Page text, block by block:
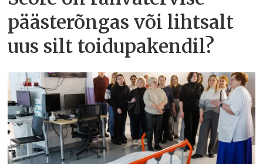
päästerõngas või lihtsalt
uus silt toidupakendil?